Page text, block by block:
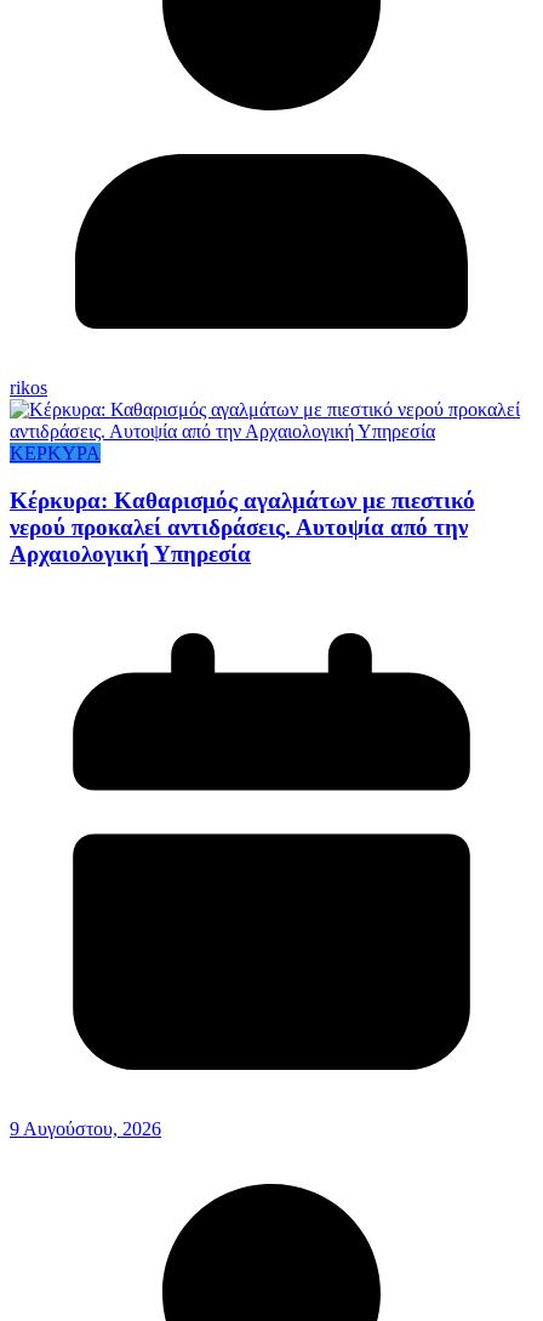
rikos
ΚΕΡΚΥΡΑ
Κέρκυρα: Καθαρισμός αγαλμάτων με πιεστικό
νερού προκαλεί αντιδράσεις. Αυτοψία από την
Αρχαιολογική Υπηρεσία
9 Αυγούστου, 2026